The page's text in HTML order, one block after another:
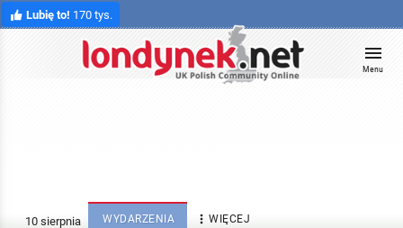
Lubię to! 170 tys.
Menu
WYDARZENIA  WIĘCEJ